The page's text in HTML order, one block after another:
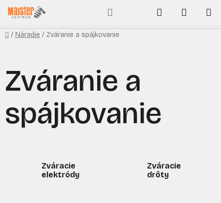
Prejsť
na
obsah
Hľadať
KOŠÍK
Domov
/ Náradie / Zváranie a spájkovanie
Zváranie a
spájkovanie
Zváracie
elektródy
Zváracie
drôty